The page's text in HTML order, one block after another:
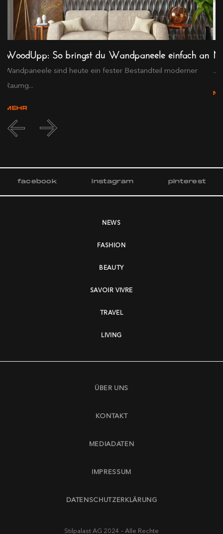
WoodUpp: So bringst du Wandpaneele einfach an
Wandpaneele sind heute ein fester Bestandteil moderner
Raumg...
MEHR
...
facebook instagram pinterest
NEWS
FASHION
BEAUTY
SAVOIR VIVRE
TRAVEL
LIVING
ÜBER UNS
KONTAKT
MEDIADATEN
IMPRESSUM
DATENSCHUTZERKLÄRUNG
Stilpalast AG 2024 – Alle Rechte